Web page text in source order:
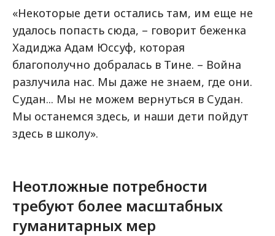
«Некоторые дети остались там, им еще не
удалось попасть сюда, – говорит беженка
Хадиджа Адам Юссуф, которая
благополучно добралась в Тине. – Война
разлучила нас. Мы даже не знаем, где они.
Судан... Мы не можем вернуться в Судан.
Мы останемся здесь, и наши дети пойдут
здесь в школу».
Неотложные потребности
требуют более масштабных
гуманитарных мер